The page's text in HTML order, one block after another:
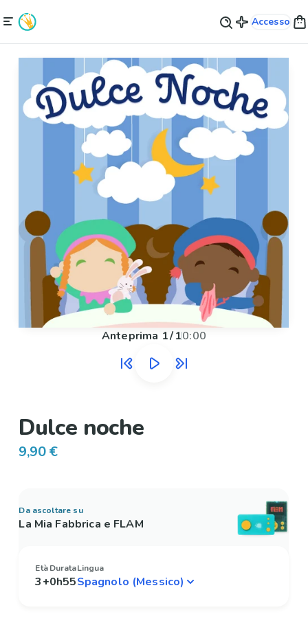
Accesso
Anteprima 1/10:00
Dulce noche
9,90 €
Da ascoltare su
La Mia Fabbrica e FLAM
Età
3+
Durata
0h55
Lingua